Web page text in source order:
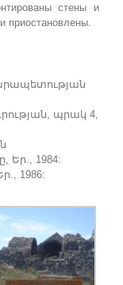
стены и
приостановлены.
պրակ 4,
Եր., 1984:
1986: